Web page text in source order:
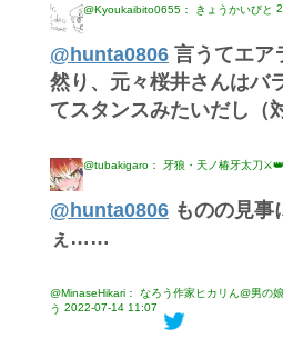
@Kyoukaibito0655： きょうかいびと
@hunta0806 言うてエア
然り、元々桜井さんはバ
てスタンスみたいだし（
@tubakigaro： 牙狼・天ノ椿牙太刀
@hunta0806 ものの見事
ぇ……
@MinaseHikari： なろう作家ヒカリん@男の
う 2022-07-14 11:07